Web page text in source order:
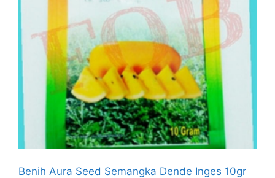
Benih Aura Seed Semangka Dende Inges 10gr